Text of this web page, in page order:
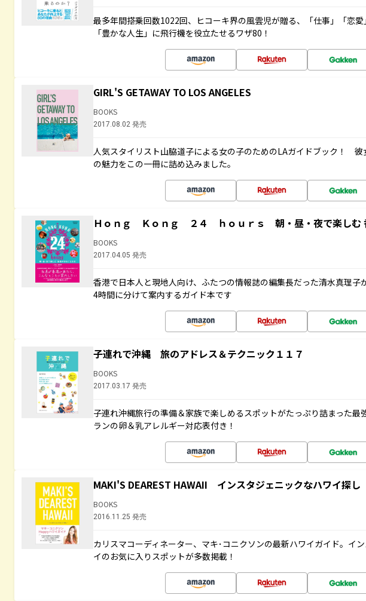
最多年間搭乗回数1022回、ヒコーキ界の風雲児が贈る、「仕事」「恋愛
「豊かな人生」に飛行機を役立たせるワザ80！
GIRL'S GETAWAY TO LOS ANGELES
BOOKS
2017.08.02 発売
人気スタイリスト山脇道子による女の子のためのLAガイドブック！ 彼
の魅力をこの一冊に詰め込みました。
Ｈｏｎｇ Ｋｏｎｇ ２４ ｈｏｕｒｓ 朝・昼・夜で楽しむ
BOOKS
2017.04.05 発売
香港で日本人と現地人向け、ふたつの情報誌の編集長だった清水真理子
4時間に分けて案内するガイド本です
子連れで沖縄 旅のアドレス＆テクニック１１７
BOOKS
2017.03.17 発売
子連れ沖縄旅行の準備＆家族で楽しめるスポットがたっぷり詰まった最
ランの卵＆乳アレルギー対応表付き！
MAKI'S DEAREST HAWAII インスタジェニックなハワイ探し
BOOKS
2016.11.25 発売
カリスマコーディネーター、マキ･コニクソンの最新ハワイガイド。イ
イのお気に入りスポットが多数掲載！